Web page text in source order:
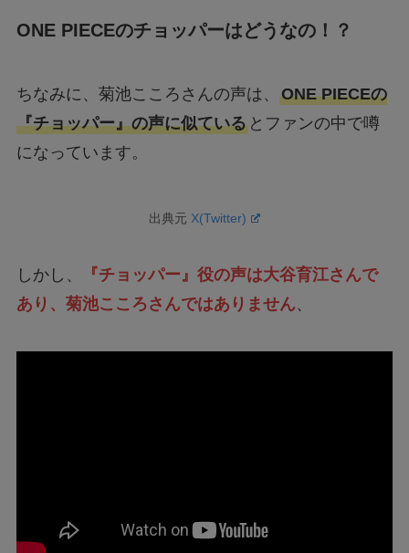
ONE PIECEのチョッパーはどうなの！？
ちなみに、菊池こころさんの声は、 ONE PIECEの
『チョッパー』の声に似ているとファンの中で噂
になっています。
出典元X(Twitter)
しかし、
『チョッパー』役の声は大谷育江さんで
あり、菊池こころさんではありません、